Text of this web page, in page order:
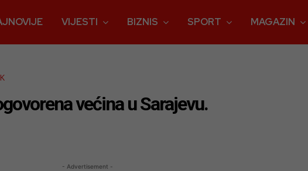
VIJESTI BIZNIS SPORT MAGAZIN
većina u Sarajevu.
- Advertisement -